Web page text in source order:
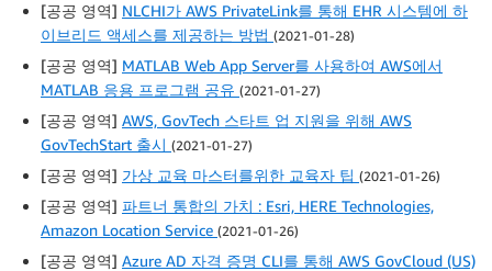
[공공 영역] NLCHI가 AWS PrivateLink를 통해 EHR 시스템에 하
이브리드 액세스를 제공하는 방법 (2021-01-28)
[공공 영역] MATLAB Web App Server를 사용하여 AWS에서
MATLAB 응용 프로그램 공유 (2021-01-27)
[공공 영역] AWS, GovTech 스타트 업 지원을 위해 AWS
GovTechStart 출시 (2021-01-27)
[공공 영역] 가상 교육 마스터를위한 교육자 팁 (2021-01-26)
[공공 영역] 파트너 통합의 가치 : Esri, HERE Technologies,
Amazon Location Service (2021-01-26)
[공공 영역] Azure AD 자격 증명 CLI를 통해 AWS GovCloud (US)